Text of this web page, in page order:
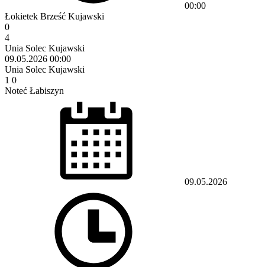
00:00
Łokietek Brześć Kujawski
0
4
Unia Solec Kujawski
09.05.2026 00:00
Unia Solec Kujawski
1 0
Noteć Łabiszyn
09.05.2026